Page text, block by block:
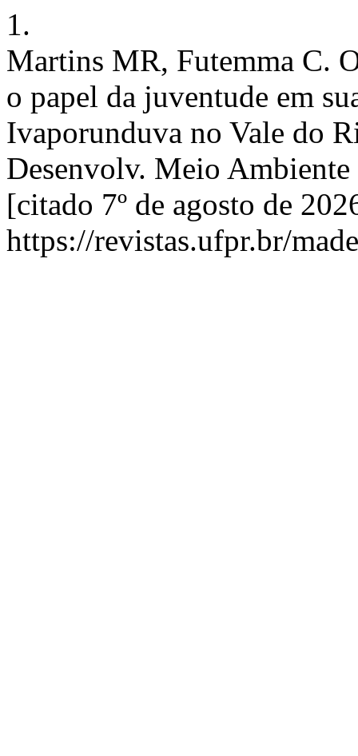
1.
Martins MR, Futemma C.
o papel da juventude em
Ivaporunduva no Vale do
Desenvolv. Meio
[citado 7º de agosto de
https://revistas.ufpr.br/